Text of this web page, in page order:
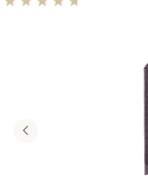
Durchschnittliche